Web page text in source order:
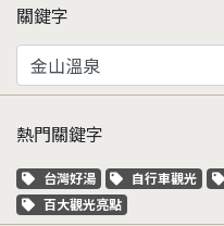
關鍵字
熱門關鍵字
關鍵字標籤
台灣好湯 關鍵字標籤
自行車觀光
關鍵字標籤
百大觀光亮點